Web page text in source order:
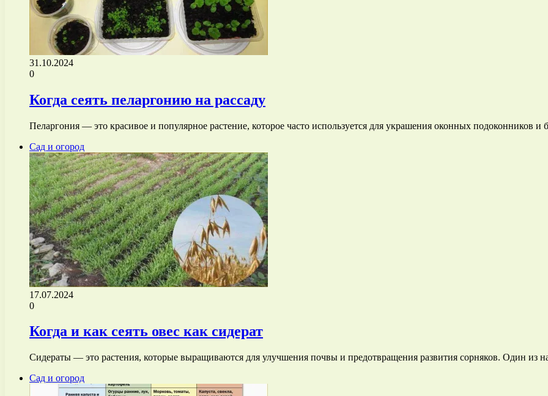
31.10.2024
0
Когда сеять пеларгонию на рассаду
Пеларгония — это красивое и популярное растение, которое часто используется для украшения оконных подоконников
Сад и огород
17.07.2024
0
Когда и как сеять овес как сидерат
Сидераты — это растения, которые выращиваются для улучшения почвы и предотвращения развития сорняков. Один из
Сад и огород